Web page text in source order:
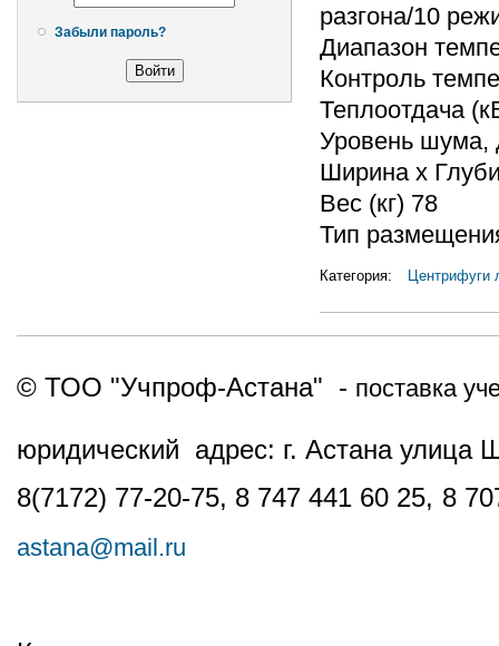
Забыли пароль?
разгона/10
Диапазон
Контроль
Теплоотдача
Уровень шума,
Ширина х
Вес (кг) 78
Тип
Категория: Центрифуги
© ТОО "Учпроф-Астана" - поставка
юридический адрес: г. Астана
8(7172) 77-20-75, 8 747 441 60 25, 8
astana@mail.ru